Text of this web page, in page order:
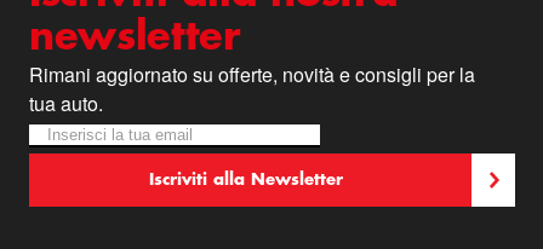
newsletter
Rimani aggiornato su offerte, novità e consigli per la
tua auto.
Newsletter
Iscriviti alla nostra Newsletter:
Iscriviti alla Newsletter